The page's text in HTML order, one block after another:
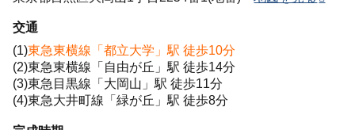
交通
(1)東急東横線「都立大学」駅 徒歩10分
(2)東急東横線「自由が丘」駅 徒歩14分
(3)東急目黒線「大岡山」駅 徒歩11分
(4)東急大井町線「緑が丘」駅 徒歩8分